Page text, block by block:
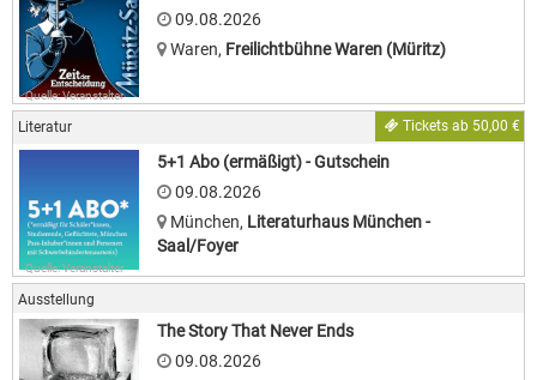
Quelle: Veranstalter
09.08.2026
Waren, Freilichtbühne Waren (Müritz)
Literatur Tickets ab 50,00 €
Quelle: Veranstalter
5+1 Abo (ermäßigt) - Gutschein
09.08.2026
München, Literaturhaus München -
Saal/Foyer
Ausstellung
The Story That Never Ends
09.08.2026